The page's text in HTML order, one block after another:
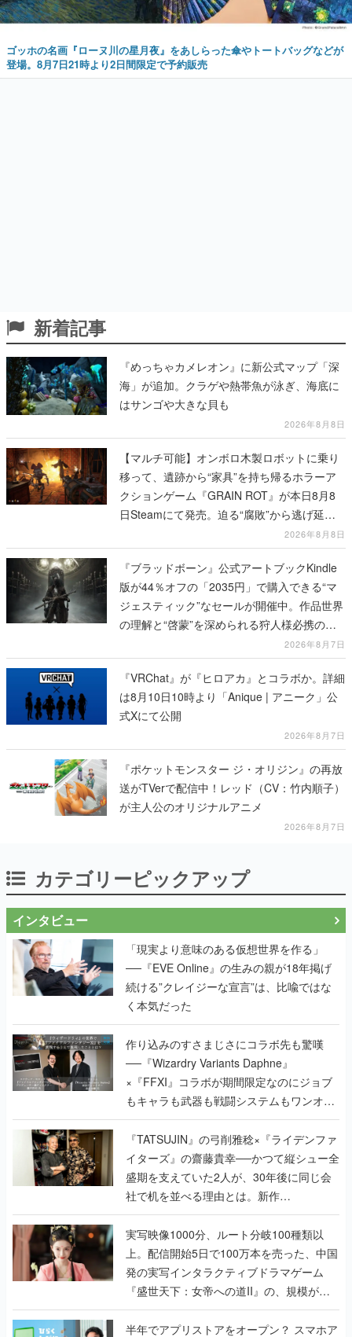
ゴッホの名画『ローヌ川の星月夜』をあしらった傘やトートバッグなどが
登場。8月7日21時より2日間限定で予約販売
新着記事
『めっちゃカメレオン』に新公式マップ「深
海」が追加。クラゲや熱帯魚が泳ぎ、海底に
はサンゴや大きな貝も
2026年8月8日
【マルチ可能】オンボロ木製ロボットに乗り
移って、遺跡から“家具”を持ち帰るホラーア
クションゲーム『GRAIN ROT』が本日8月8
日Steamにて発売。迫る“腐敗”から逃げ延
2026年8月8日
『ブラッドボーン』公式アートブックKindle
版が44％オフの「2035円」で購入できる“マ
ジェスティック”なセールが開催中。作品世界
の理解と“啓蒙”を深められる狩人様必携の一
2026年8月7日
『VRChat』が『ヒロアカ』とコラボか。詳細
は8月10日10時より「Anique | アニーク」公
式Xにて公開
2026年8月7日
『ポケットモンスター ジ・オリジン』の再放
送がTVerで配信中！レッド（CV：竹内順子）
が主人公のオリジナルアニメ
2026年8月7日
カテゴリーピックアップ
インタビュー
「現実より意味のある仮想世界を作る」
──『EVE Online』の生みの親が18年掲げ
続ける”クレイジーな宣言”は、比喩ではな
く本気だった
作り込みのすさまじさにコラボ先も驚嘆
──『Wizardry Variants Daphne』
×『FFXI』コラボが期間限定なのにジョブ
もキャラも武器も戦闘システムもワンオフ
で作り込まれた理由を両ディレクターに聞
く
『TATSUJIN』の弓削雅稔×『ライデンファ
イターズ』の齋藤貴幸──かつて縦シュー全
盛期を支えていた2人が、30年後に同じ会
社で机を並べる理由とは。新作
『TATSUJIN EXTREME』で初タッグを組
んだレジェンド2人に訊く開発秘話
実写映像1000分、ルート分岐100種類以
上。配信開始5日で100万本を売った、中国
発の実写インタラクティブドラマゲーム
『盛世天下：女帝への道II』の、規模が違
うこだわりをプロデューサーに聞いた
半年でアプリストアをオープン？ スマホア